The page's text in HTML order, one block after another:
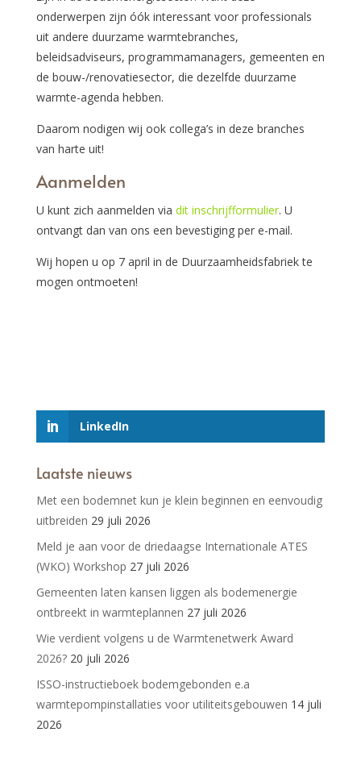
onderwerpen zijn óók interessant voor professionals
uit andere duurzame warmtebranches,
beleidsadviseurs, programmamanagers, gemeenten en
de bouw-/renovatiesector, die dezelfde duurzame
warmte-agenda hebben.
Daarom nodigen wij ook collega’s in deze branches
van harte uit!
Aanmelden
U kunt zich aanmelden via dit inschrijfformulier. U
ontvangt dan van ons een bevestiging per e-mail.
Wij hopen u op 7 april in de Duurzaamheidsfabriek te
mogen ontmoeten!
LinkedIn
Laatste nieuws
Met een bodemnet kun je klein beginnen en eenvoudig
uitbreiden 29 juli 2026
Meld je aan voor de driedaagse Internationale ATES
(WKO) Workshop 27 juli 2026
Gemeenten laten kansen liggen als bodemenergie
ontbreekt in warmteplannen 27 juli 2026
Wie verdient volgens u de Warmtenetwerk Award
2026? 20 juli 2026
ISSO-instructieboek bodemgebonden e.a
warmtepompinstallaties voor utiliteitsgebouwen 14 juli
2026